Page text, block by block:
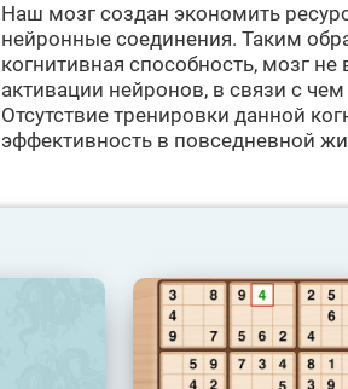
Наш мозг создан экономить
нейронные соединения. Таким
когнитивная способность, мозг
активации нейронов, в связи с
Отсутствие тренировки данной
эффективность в повседневной